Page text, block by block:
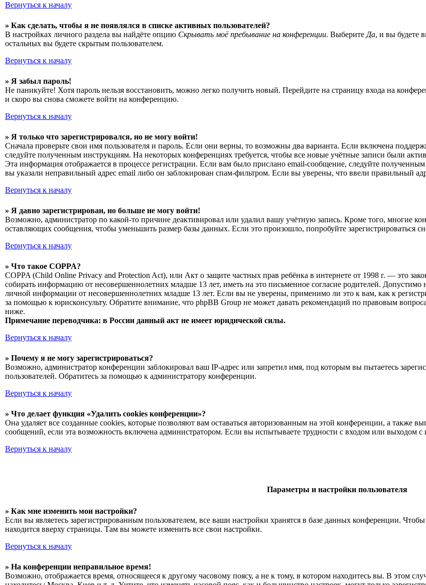
Вернуться к началу
» Как сделать, чтобы я не появлялся в списке активных пользователей?
В настройках личного раздела вы найдёте опцию Скрывать моё пребывание на конференции. Выберите Да, и вы будете
остальных вы будете скрытым пользователем.
Вернуться к началу
» Я забыл пароль!
Не паникуйте! Хотя пароль нельзя восстановить, можно легко получить новый. Перейдите на страницу входа на
и скоро вы снова сможете войти на конференцию.
Вернуться к началу
» Я только что зарегистрировался, но не могу войти!
Сначала проверьте свои имя пользователя и пароль. Если они верны, то возможны два варианта. Если включена
следуйте полученным инструкциям. На некоторых конференциях требуется, чтобы все новые учётные записи были
Эта информация отображается в процессе регистрации. Если вам было прислано email-сообщение, следуйте
вы указали неправильный адрес email либо он заблокирован спам-фильтром. Если вы уверены, что ввели правильный
Вернуться к началу
» Я давно зарегистрирован, но больше не могу войти!
Возможно, администратор по какой-то причине деактивировал или удалил вашу учётную запись. Кроме того, многие
оставляющих сообщения, чтобы уменьшить размер базы данных. Если это произошло, попробуйте зарегистрироваться
Вернуться к началу
» Что такое COPPA?
COPPA (Child Online Privacy and Protection Act), или Акт о защите частных прав ребёнка в интернете от 1998 г. — это
собирать информацию от несовершеннолетних младше 13 лет, иметь на это письменное согласие родителей.
личной информации от несовершеннолетних младше 13 лет. Если вы не уверены, применимо ли это к вам, как к
за помощью к юрисконсульту. Обратите внимание, что phpBB Group не может давать рекомендаций по правовым
ниже.
Примечание переводчика: в России данный акт не имеет юридической силы.
Вернуться к началу
» Почему я не могу зарегистрироваться?
Возможно, администратор конференции заблокировал ваш IP-адрес или запретил имя, под которым вы пытаетесь
пользователей. Обратитесь за помощью к администратору конференции.
Вернуться к началу
» Что делает функция «Удалить cookies конференции»?
Она удаляет все созданные cookies, которые позволяют вам оставаться авторизованным на этой конференции, а также
сообщений, если эта возможность включена администратором. Если вы испытываете трудности с входом или выходом
Вернуться к началу
Параметры и настройки пользователя
» Как мне изменить мои настройки?
Если вы являетесь зарегистрированным пользователем, все ваши настройки хранятся в базе данных конференции.
находится вверху страницы. Там вы можете изменить все свои настройки.
Вернуться к началу
» На конференции неправильное время!
Возможно, отображается время, относящееся к другому часовому поясу, а не к тому, в котором находитесь вы. В этом